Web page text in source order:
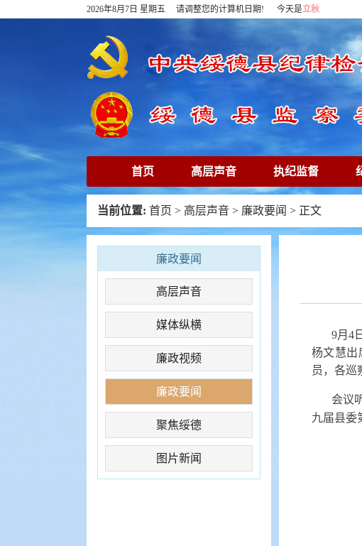
2026年8月7日 星期五 请调整您的计算机日期! 今天是立秋
首页 高层声音 执纪监督
下载专区 在线访谈 清廉镜鉴
当前位置: 首页 > 高层声音 > 廉政要闻 > 正文
廉政要闻
高层声音
媒体纵横
廉政视频
廉政要闻
聚焦绥德
图片新闻
9月4
杨文慧出
员，各巡
会议
九届县委